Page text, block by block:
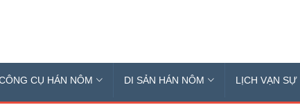
CỤ HÁN NÔM DI SẢN HÁN NÔM LỊCH VẠN SỰ